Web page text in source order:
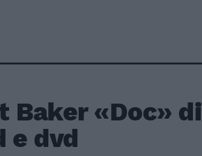
Baker «Doc» di
e dvd